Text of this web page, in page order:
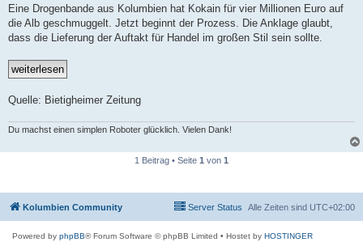
i
r
a
Eine Drogenbande aus Kolumbien hat Kokain für vier Millionen Euro auf
die Alb geschmuggelt. Jetzt beginnt der Prozess. Die Anklage glaubt,
dass die Lieferung der Auftakt für Handel im großen Stil sein sollte.
Quelle: Bietigheimer Zeitung
Du machst einen simplen Roboter glücklich. Vielen Dank!
1 Beitrag • Seite 1 von 1
Kolumbien Community Alle Zeiten sind UTC+02:00
Server Status
Powered by phpBB® Forum Software © phpBB Limited • Hostet by HOSTINGER